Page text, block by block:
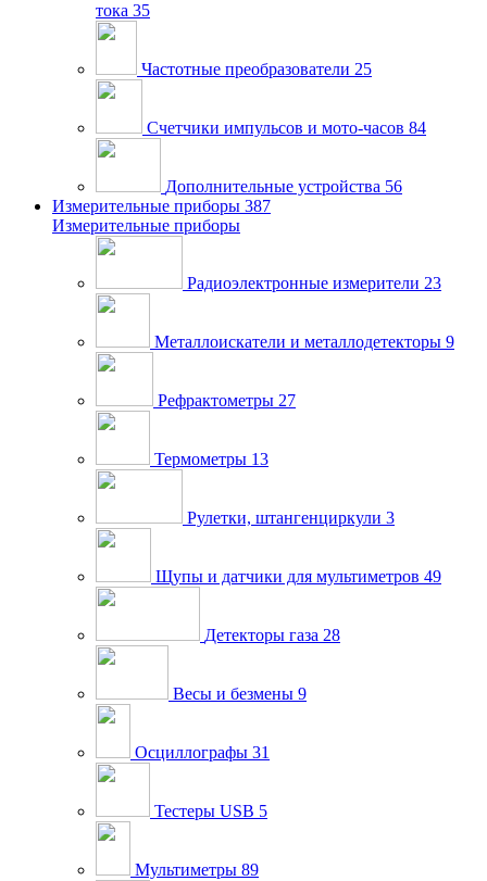
тока 35
Частотные преобразователи 25
Счетчики импульсов и мото-часов 84
Дополнительные устройства 56
Измерительные приборы 387
Измерительные приборы
Радиоэлектронные измерители 23
Металлоискатели и металлодетекторы 9
Рефрактометры 27
Термометры 13
Рулетки, штангенциркули 3
Щупы и датчики для мультиметров 49
Детекторы газа 28
Весы и безмены 9
Осциллографы 31
Тестеры USB 5
Мультиметры 89